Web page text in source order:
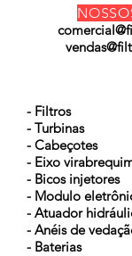
- Filtros
- Turbinas
- Cabeçotes
- Eixo
- Bicos injetores
- Modulo
- Atuador
- Anéis de
- Baterias